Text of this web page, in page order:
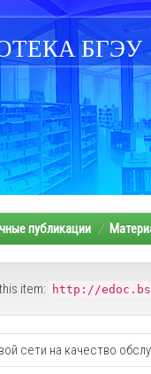
БГЭУ
публикации
item: http://
сети на качество